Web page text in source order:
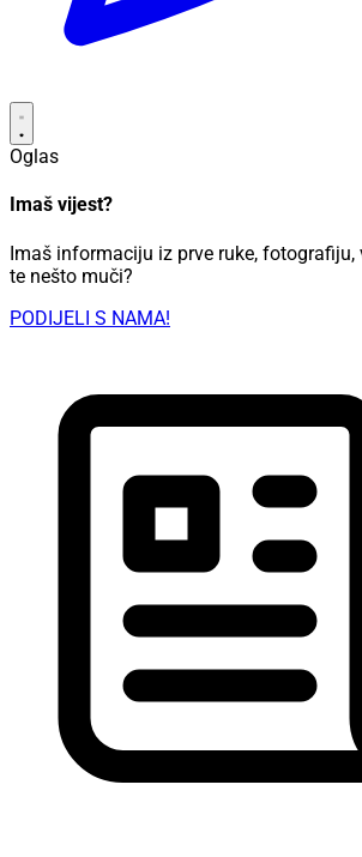
Oglas
Imaš vijest?
Imaš informaciju iz prve ruke, fotografiju,
te nešto muči?
PODIJELI S NAMA!